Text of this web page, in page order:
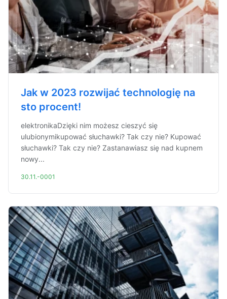
Jak w 2023 rozwijać technologię na
sto procent!
elektronikaDzięki nim możesz cieszyć się
ulubionymikupować słuchawki? Tak czy nie? Kupować
słuchawki? Tak czy nie? Zastanawiasz się nad kupnem
nowy...
30.11.-0001